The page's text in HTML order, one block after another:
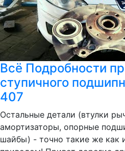
Всё Подробности
ступичного
407
Остальные детали (втулки
амортизаторы, опорные
шайбы) - точно такие же как